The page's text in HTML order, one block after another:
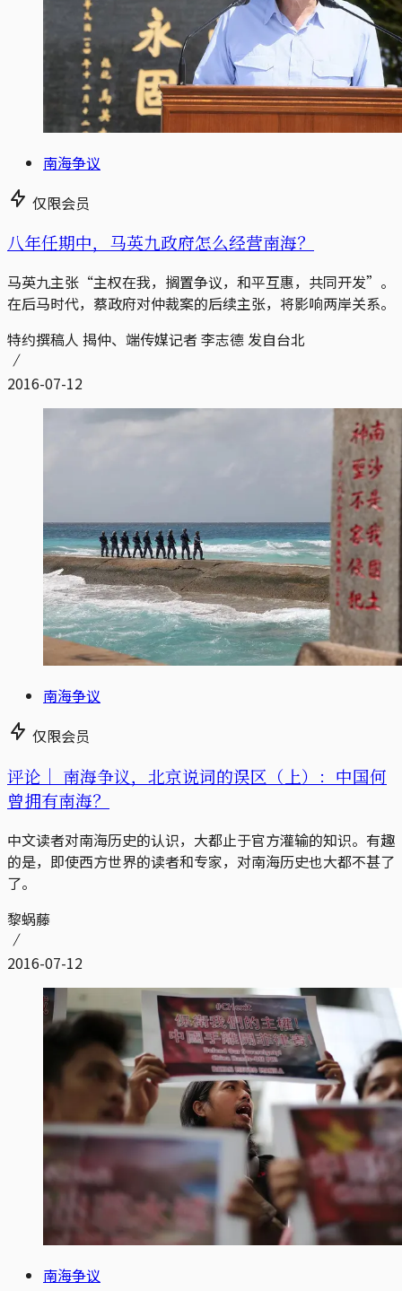
南海争议
仅限会员
八年任期中，马英九政府怎么经营南海？
马英九主张“主权在我，搁置争议，和平互惠，共同开发”。
在后马时代，蔡政府对仲裁案的后续主张，将影响两岸关系。
特约撰稿人 揭仲、端传媒记者 李志德 发自台北
2016-07-12
南海争议
仅限会员
评论｜ 南海争议，北京说词的误区（上）：中国何
曾拥有南海？
中文读者对南海历史的认识，大都止于官方灌输的知识。有趣
的是，即使西方世界的读者和专家，对南海历史也大都不甚了
了。
黎蜗藤
2016-07-12
南海争议